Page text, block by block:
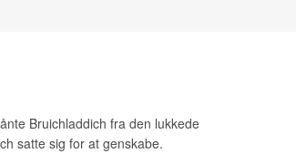
Bruichladdich fra den lukkede
satte sig for at genskabe.